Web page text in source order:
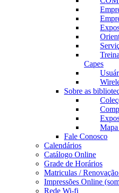
Capes
Sobre as
Fale Conosco
Calendários
Catálogo Online
Grade de Horários
Matriculas /
Impressões Online
Rede Wi-fi